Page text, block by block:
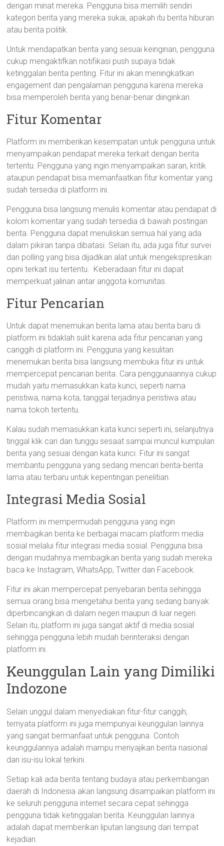
dengan minat mereka. Pengguna bisa memilih sendiri
kategori berita yang mereka sukai, apakah itu berita hiburan
atau berita politik.
Untuk mendapatkan berita yang sesuai keinginan, pengguna
cukup mengaktifkan notifikasi push supaya tidak
ketinggalan berita penting. Fitur ini akan meningkatkan
engagement dan pengalaman pengguna karena mereka
bisa memperoleh berita yang benar-benar diinginkan.
Fitur Komentar
Platform ini memberikan kesempatan untuk pengguna untuk
menyampaikan pendapat mereka terkait dengan berita
tertentu. Pengguna yang ingin menyampaikan saran, kritik
ataupun pendapat bisa memanfaatkan fitur komentar yang
sudah tersedia di platform ini.
Pengguna bisa langsung menulis komentar atau pendapat di
kolom komentar yang sudah tersedia di bawah postingan
berita. Pengguna dapat menuliskan semua hal yang ada
dalam pikiran tanpa dibatasi. Selain itu, ada juga fitur survei
dan polling yang bisa dijadikan alat untuk mengekspresikan
opini terkait isu tertentu. Keberadaan fitur ini dapat
memperkuat jalinan antar anggota komunitas.
Fitur Pencarian
Untuk dapat menemukan berita lama atau berita baru di
platform ini tidaklah sulit karena ada fitur pencarian yang
canggih di platform ini. Pengguna yang kesulitan
menemukan berita bisa langsung membuka fitur ini untuk
mempercepat pencarian berita. Cara penggunaannya cukup
mudah yaitu memasukkan kata kunci, seperti nama
peristiwa, nama kota, tanggal terjadinya peristiwa atau
nama tokoh tertentu.
Kalau sudah memasukkan kata kunci seperti ini, selanjutnya
tinggal klik cari dan tunggu sesaat sampai muncul kumpulan
berita yang sesuai dengan kata kunci. Fitur ini sangat
membantu pengguna yang sedang mencari berita-berita
lama atau terbaru untuk kepentingan penelitian.
Integrasi Media Sosial
Platform ini mempermudah pengguna yang ingin
membagikan berita ke berbagai macam platform media
sosial melalui fitur integrasi media sosial. Pengguna bisa
dengan mudahnya membagikan berita yang sudah mereka
baca ke Instagram, WhatsApp, Twitter dan Facebook.
Fitur ini akan mempercepat penyebaran berita sehingga
semua orang bisa mengetahui berita yang sedang banyak
diperbincangkan di dalam negeri maupun di luar negeri.
Selain itu, platform ini juga sangat aktif di media sosial
sehingga pengguna lebih mudah berinteraksi dengan
platform ini.
Keunggulan Lain yang Dimiliki
Indozone
Selain unggul dalam menyediakan fitur-fitur canggih,
ternyata platform ini juga mempunyai keunggulan lainnya
yang sangat bermanfaat untuk pengguna. Contoh
keunggulannya adalah mampu menyajikan berita nasional
dan isu-isu lokal terkini.
Setiap kali ada berita tentang budaya atau perkembangan
daerah di Indonesia akan langsung disampaikan platform ini
ke seluruh pengguna internet secara cepat sehingga
pengguna tidak ketinggalan berita. Keunggulan lainnya
adalah dapat memberikan liputan langsung dari tempat
kejadian.